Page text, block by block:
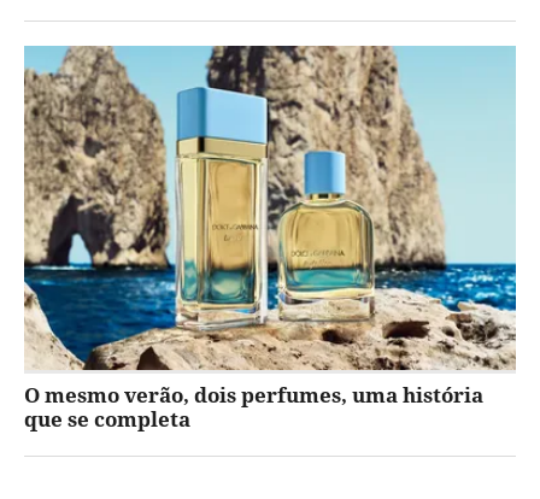
O mesmo verão, dois perfumes, uma história
que se completa